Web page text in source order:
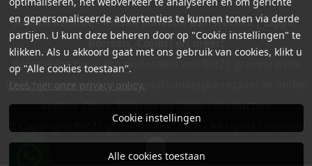
Aanstekers.be - Ruime collectie aanstekers | Zippo,
Ronson, Colibri en meer!
Aanstekers.be is een onderdeel van BlitZz graveerwerk.
BlitZz graveerwerk is een onafhankelijke retailer in onder
andere Zippo, Ronson en Colibri producten.
© Copyright BlitZz graveerwerk 2026 - All rights reserved
en gepersonaliseerde advertenties te kunnen tonen via derde
partijen. U kunt deze beheren door op "Cookie instellingen" te
klikken. Als u akkoord gaat met ons gebruik van cookies, klikt u
op "Alle cookies toestaan".
Lees hier onze privacy policy.
Cookie instellingen
Alle cookies toestaan